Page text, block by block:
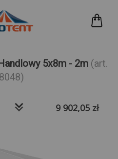
5x8m - 2m (art.
keyboard_arrow_down 9 902,05 zł